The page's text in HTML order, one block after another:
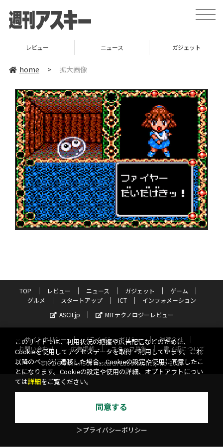
toggle
レビュー ニュース ガジェット
home > 拡大画像
TOP レビュー ニュース ガジェット
ゲーム
グルメ
スタートアップ ICT
インフォメーション
ASCII.jp
MITテクノロジーレビュー
サイトポリシー プライバシーポリシー
運営会社
お問い合わせ
広告掲載 スタッフ募集
電子版について
©KADOKAWA ASCII Research Laboratories, Inc. 2026
このサイトでは、利用状況の把握や広告配信などのために、
Cookieを使用してアクセスデータを取得・利用しています。これ
以降のページに遷移した場合、Cookieの設定や使用に同意したこ
とになります。Cookieの設定や使用の詳細、オプトアウトについ
ては詳細 をご覧ください。
同意する
＞プライバシーポリシー